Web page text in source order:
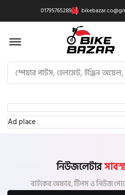
01795765289
Offcanvas Menu Open
Ad place
নিউজলেটার
বাইকের অফার, টিপস ও নিউজ